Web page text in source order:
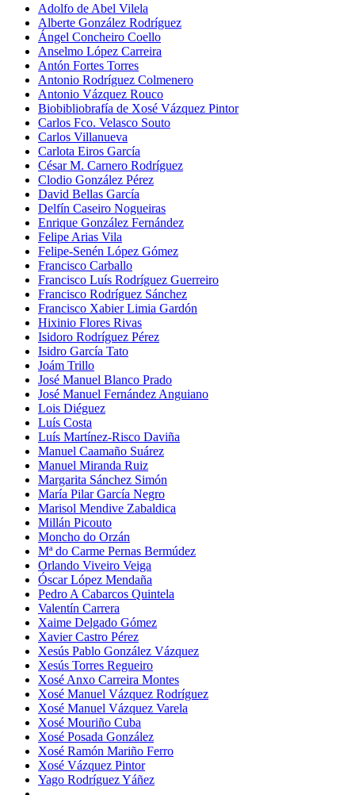
Adolfo de Abel Vilela
Alberte González Rodríguez
Ángel Concheiro Coello
Anselmo López Carreira
Antón Fortes Torres
Antonio Rodríguez Colmenero
Antonio Vázquez Rouco
Biobibliobrafía de Xosé Vázquez Pintor
Carlos Fco. Velasco Souto
Carlos Villanueva
Carlota Eiros García
César M. Carnero Rodríguez
Clodio González Pérez
David Bellas García
Delfín Caseiro Nogueiras
Enrique González Fernández
Felipe Arias Vila
Felipe-Senén López Gómez
Francisco Carballo
Francisco Luís Rodríguez Guerreiro
Francisco Rodríguez Sánchez
Francisco Xabier Limia Gardón
Hixinio Flores Rivas
Isidoro Rodríguez Pérez
Isidro García Tato
Joám Trillo
José Manuel Blanco Prado
José Manuel Fernández Anguiano
Lois Diéguez
Luís Costa
Luís Martínez-Risco Daviña
Manuel Caamaño Suárez
Manuel Miranda Ruiz
Margarita Sánchez Simón
María Pilar García Negro
Marisol Mendive Zabaldica
Millán Picouto
Moncho do Orzán
Mª do Carme Pernas Bermúdez
Orlando Viveiro Veiga
Óscar López Mendaña
Pedro A Cabarcos Quintela
Valentín Carrera
Xaime Delgado Gómez
Xavier Castro Pérez
Xesús Pablo González Vázquez
Xesús Torres Regueiro
Xosé Anxo Carreira Montes
Xosé Manuel Vázquez Rodríguez
Xosé Manuel Vázquez Varela
Xosé Mouriño Cuba
Xosé Posada González
Xosé Ramón Mariño Ferro
Xosé Vázquez Pintor
Yago Rodríguez Yáñez